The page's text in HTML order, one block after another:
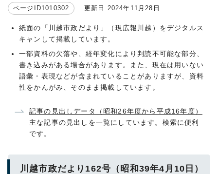
ページID1010302 更新日 2024年11月28日
紙面の「川越市政だより」（現広報川越）をデジタルス
キャンして掲載しています。
一部資料の欠落や、経年変化により判読不可能な部分、
書き込みがある場合があります。また、現在は用いない
語彙・表現などが含まれていることがありますが、資料
性をかんがみ、そのまま掲載しています。
記事の見出しデータ（昭和26年度から平成16年度）
主な記事の見出しを一覧にしています。検索に便利
です。
川越市政だより162号（昭和39年4月10日）